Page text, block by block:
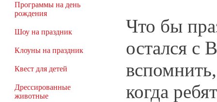
Что бы
остался с
когда
Программы на день
рождения
Шоу на праздник
Клоуны на праздник
Квест для детей
Дрессированные
животные